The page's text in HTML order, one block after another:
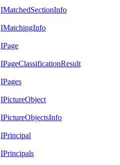
IMatchedSectionInfo
IMatchingInfo
IPage
IPageClassificationResult
IPages
IPictureObject
IPictureObjectsInfo
IPrincipal
IPrincipals